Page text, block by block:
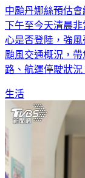
中颱丹娜絲預估
下午至今天清晨
心是否登陸，強
颱風交通概況，
路、航運停駛狀況
生活